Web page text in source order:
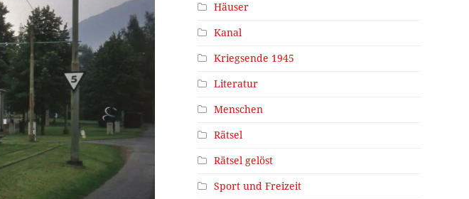
Häuser
Kanal
Kriegsende 1945
Literatur
Menschen
Rätsel
Rätsel gelöst
Sport und Freizeit